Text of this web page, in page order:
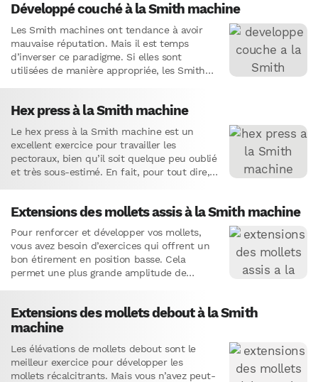
Développé couché à la Smith machine
Les Smith machines ont tendance à avoir
mauvaise réputation. Mais il est temps
d’inverser ce paradigme. Si elles sont
utilisées de manière appropriée, les Smith
Hex press à la Smith machine
Le hex press à la Smith machine est un
excellent exercice pour travailler les
pectoraux, bien qu’il soit quelque peu oublié
et très sous-estimé. En fait, pour tout dire,
Extensions des mollets assis à la Smith machine
Pour renforcer et développer vos mollets,
vous avez besoin d’exercices qui offrent un
bon étirement en position basse. Cela
permet une plus grande amplitude de
Extensions des mollets debout à la Smith
machine
Les élévations de mollets debout sont le
meilleur exercice pour développer les
mollets récalcitrants. Mais vous n’avez peut-